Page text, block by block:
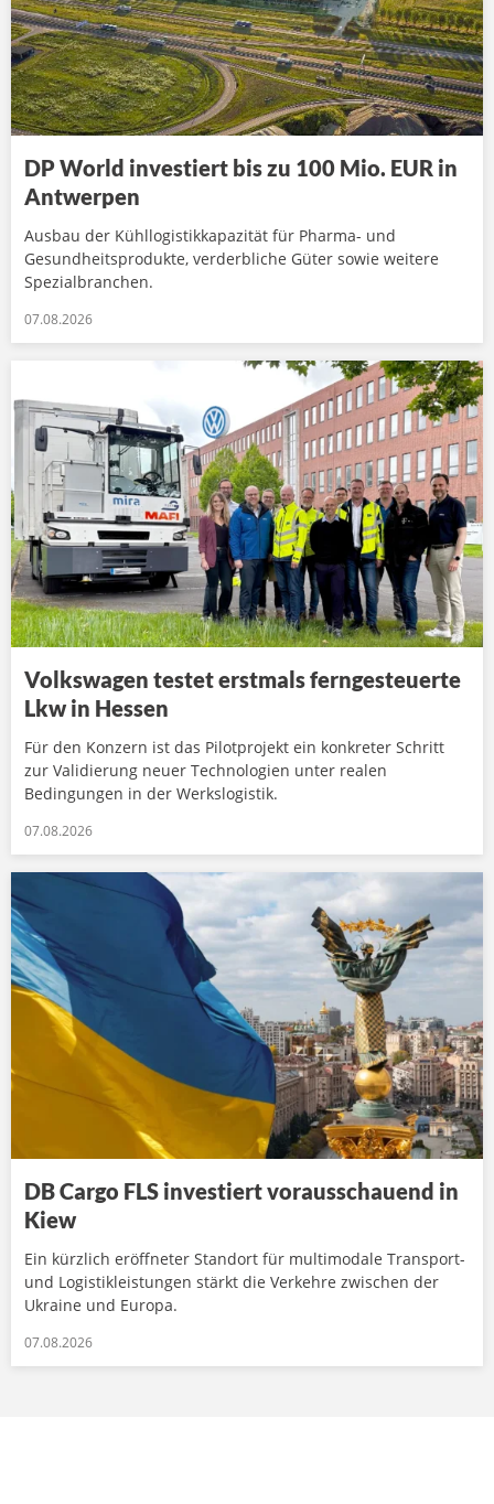
DP World investiert bis zu 100 Mio. EUR in
Antwerpen
Ausbau der Kühllogistikkapazität für Pharma- und
Gesundheitsprodukte, verderbliche Güter sowie weitere
Spezialbranchen.
07.08.2026
Volkswagen testet erstmals ferngesteuerte
Lkw in Hessen
Für den Konzern ist das Pilotprojekt ein konkreter Schritt
zur Validierung neuer Technologien unter realen
Bedingungen in der Werkslogistik.
07.08.2026
DB Cargo FLS investiert vorausschauend in
Kiew
Ein kürzlich eröffneter Standort für multimodale Transport-
und Logistikleistungen stärkt die Verkehre zwischen der
Ukraine und Europa.
07.08.2026